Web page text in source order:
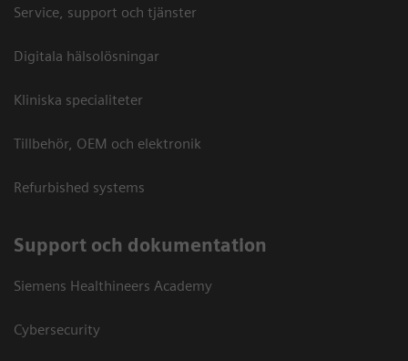
Service, support och tjänster
Digitala hälsolösningar
Kliniska specialiteter
Tillbehör, OEM och elektronik
Refurbished systems
Support och dokumentation
Siemens Healthineers Academy
Cybersecurity